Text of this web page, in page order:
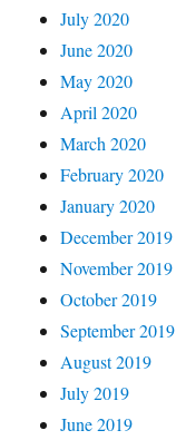
July 2020
June 2020
May 2020
April 2020
March 2020
February 2020
January 2020
December 2019
November 2019
October 2019
September 2019
August 2019
July 2019
June 2019